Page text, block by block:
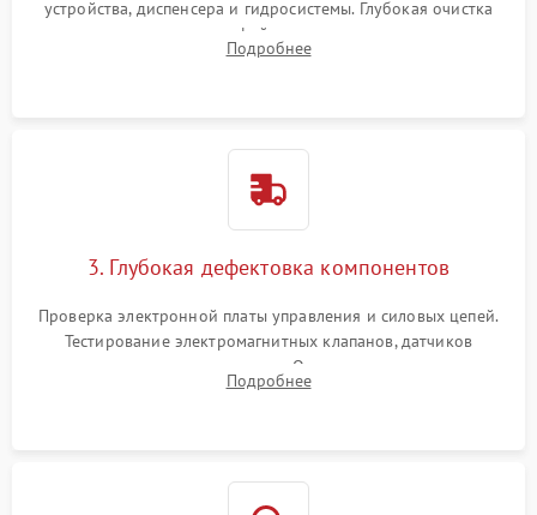
устройства, диспенсера и гидросистемы. Глубокая очистка
внутренних узлов от кофейных масел, жмыха и накипи.
Промывка дренажных каналов и фильтров с использованием
Подробнее
3. Глубокая дефектовка компонентов
Проверка электронной платы управления и силовых цепей.
Тестирование электромагнитных клапанов, датчиков
температуры и расходомера. Оценка степени износа
жерновов кофемолки, уплотнительных колец гидросистемы
Подробнее